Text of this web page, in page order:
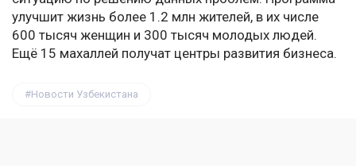
улучшит жизнь более 1.2 млн жителей, в их числе
600 тысяч женщин и 300 тысяч молодых людей.
Ещё 15 махаллей получат центры развития бизнеса.
Новости Узбекистана